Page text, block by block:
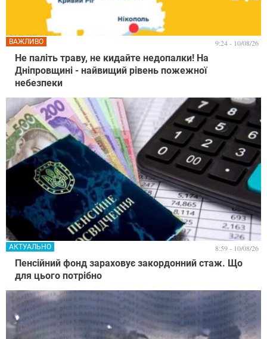
Не паліть траву, не кидайте недопалки! На
Дніпровщині - найвищий рівень пожежної
небезпеки
ВАЖЛИВО 9:24 - 10/08/26
Пенсійний фонд зараховує закордонний стаж. Що
для цього потрібно
АКТУАЛЬНО 8:59 - 10/08/26